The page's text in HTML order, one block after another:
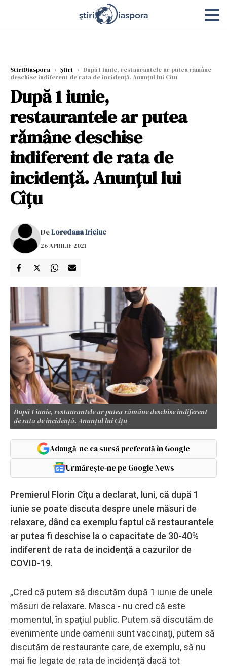
StiriDiaspora › Știri › După 1 iunie, restaurantele ar putea rămâne
deschise indiferent de rata de incidență. Anunțul lui Cîțu
După 1 iunie,
restaurantele ar putea
rămâne deschise
indiferent de rata de
incidență. Anunțul lui
Cîțu
DeLoredana Iriciuc
26 APRILIE 2021
După 1 iunie, restaurantele ar putea rămâne deschise indiferent
de rata de incidență. Anunțul lui Cîțu
Adaugă-ne ca sursă preferată în Google
Urmărește-ne pe Google News
Premierul Florin Cîţu a declarat, luni, că după 1
iunie se poate discuta despre unele măsuri de
relaxare, dând ca exemplu faptul că restaurantele
ar putea fi deschise la o capacitate de 30-40%
indiferent de rata de incidenţă a cazurilor de
COVID-19.
„Cred că putem să discutăm după 1 iunie de unele
măsuri de relaxare. Masca - nu cred că este
momentul, în spaţiul public. Putem să discutăm de
evenimente unde oamenii sunt vaccinaţi, putem să
discutăm de restaurante care, de exemplu, să nu
mai fie legate de rata de incidenţă dacă tot